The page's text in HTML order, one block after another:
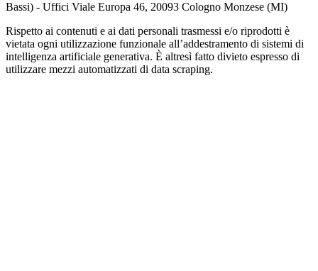
Bassi) - Uffici Viale Europa 46, 20093 Cologno Monzese (MI)
Rispetto ai contenuti e ai dati personali trasmessi e/o riprodotti è
vietata ogni utilizzazione funzionale all’addestramento di sistemi di
intelligenza artificiale generativa. È altresì fatto divieto espresso di
utilizzare mezzi automatizzati di data scraping.